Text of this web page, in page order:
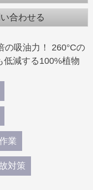
合わせる
の吸油力！ 260°Cの
低減する100%植物
業
対策